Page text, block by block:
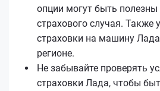
опции могут быть полезны
страхового случая. Также
страховки на машину
регионе.
Не забывайте проверять
страховки Лада, чтобы